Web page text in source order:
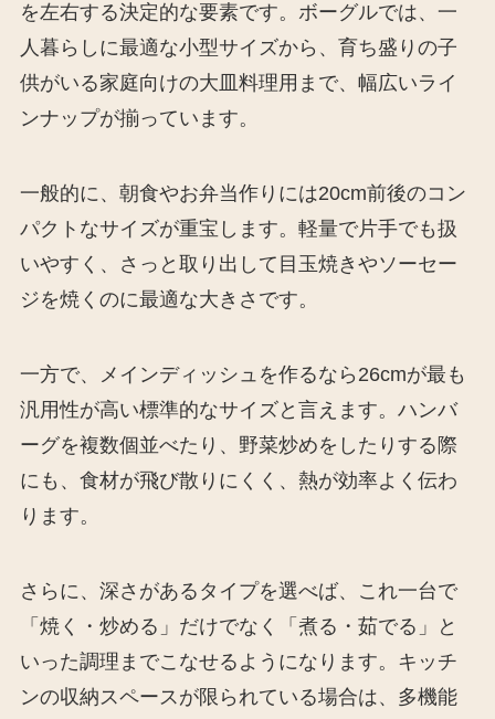
を左右する決定的な要素です。ボーグルでは、一
人暮らしに最適な小型サイズから、育ち盛りの子
供がいる家庭向けの大皿料理用まで、幅広いライ
ンナップが揃っています。
一般的に、朝食やお弁当作りには20cm前後のコン
パクトなサイズが重宝します。軽量で片手でも扱
いやすく、さっと取り出して目玉焼きやソーセー
ジを焼くのに最適な大きさです。
一方で、メインディッシュを作るなら26cmが最も
汎用性が高い標準的なサイズと言えます。ハンバ
ーグを複数個並べたり、野菜炒めをしたりする際
にも、食材が飛び散りにくく、熱が効率よく伝わ
ります。
さらに、深さがあるタイプを選べば、これ一台で
「焼く・炒める」だけでなく「煮る・茹でる」と
いった調理までこなせるようになります。キッチ
ンの収納スペースが限られている場合は、多機能